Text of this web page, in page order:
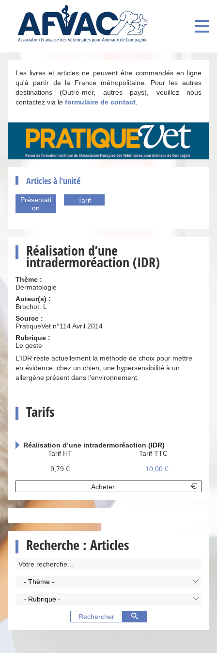
Les livres et articles ne peuvent être commandés en ligne
qu'à partir de la France métropolitaine. Pour les autres
destinations (Outre-mer, autres pays), veuillez nous
contactez via le formulaire de contact
Articles à l'unité
Présentati
on
Tarif
Réalisation d’une
intradermoréaction (IDR)
Thème :
Dermatologie
Auteur(s) :
Brochot. L
Source :
PratiqueVet n°114 Avril 2014
Rubrique :
Le geste
L’IDR reste actuellement la méthode de choix pour mettre
en évidence, chez un chien, une hypersensibilité à un
allergène présent dans l’environnement.
Tarifs
Réalisation d’une intradermoréaction (IDR)
Tarif HT
9,79 €
Tarif TTC
10,00 €
Acheter
Recherche : Articles
- Thème -
- Rubrique -
Rechercher